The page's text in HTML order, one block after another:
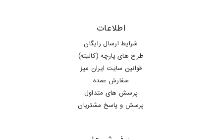
اطلاعات
شرایط ارسال رایگان
طرح های پارچه (کالیته)
قوانین سایت ایران میز
سفارش عمده
پرسش های متداول
پرسش و پاسخ مشتریان